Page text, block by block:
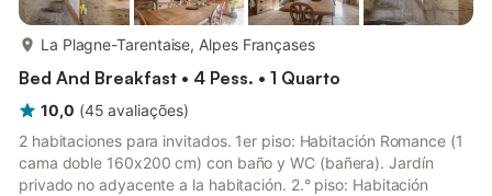
La Plagne-Tarentaise, Alpes Françases
Bed And Breakfast • 4 Pess. • 1 Quarto
10,0 (45 avaliações)
2 habitaciones para invitados. 1er piso: Habitación Romance (1
cama doble 160x200 cm) con baño y WC (bañera). Jardín
privado no adyacente a la habitación. 2.° piso: Habitación